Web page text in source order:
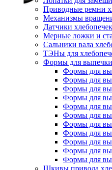
Приводные ремни
Механизмы
Датчики хлебопечек
Мерные ложки и
Сальники вала
ТЭНы для
Формы для выпечки
Формы для
Формы для
Формы для
Формы для
Формы для
Формы для
Формы для
Формы для
Формы для
Формы для
Формы для
Шкивы привода